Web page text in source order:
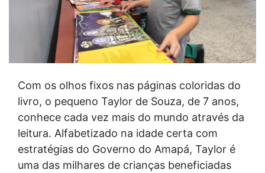
Com os olhos fixos nas páginas coloridas do
livro, o pequeno Taylor de Souza, de 7 anos,
conhece cada vez mais do mundo através da
leitura. Alfabetizado na idade certa com
estratégias do Governo do Amapá, Taylor é
uma das milhares de crianças beneficiadas